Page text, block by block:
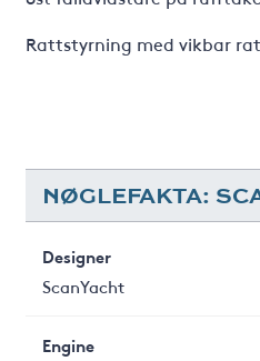
Rattstyrning med vikbar
NØGLEFAKTA:
Designer
ScanYacht
Engine